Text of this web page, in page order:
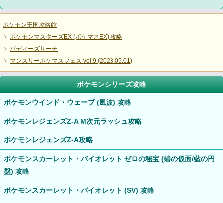
ポケモン王国攻略館
ポケモンマスターズEX (ポケマスEX) 攻略
バディーズサーチ
マンスリーポケマスフェス vol.9 (2023.05.01)
ポケモンシリーズ攻略
ポケモンウインド・ウェーブ (風波) 攻略
ポケモンレジェンズZ-A M次元ラッシュ攻略
ポケモンレジェンズZ-A攻略
ポケモンスカーレット・バイオレット ゼロの秘宝 (碧の仮面/藍の円
盤) 攻略
ポケモンスカーレット・バイオレット (SV) 攻略